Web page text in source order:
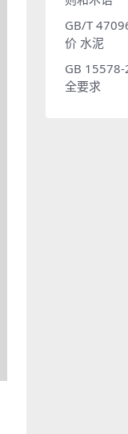
GB/T
价 水泥
GB
全要求